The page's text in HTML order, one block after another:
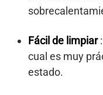
Fácil de limpiar
cual es muy
estado.